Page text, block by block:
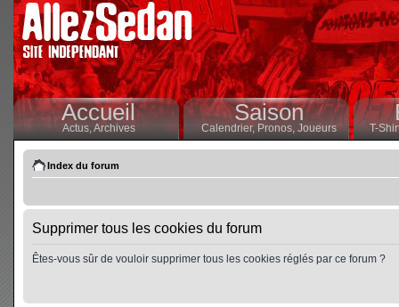
Accueil
Actus,Archives
Saison
Calendrier,Pronos, Joueurs T-
Index du forum
Supprimer tous les cookies du forum
Êtes-vous sûr de vouloir supprimer tous les cookies réglés par ce forum ?